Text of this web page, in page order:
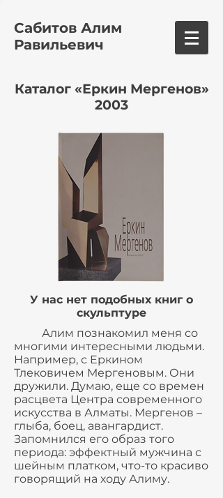
Сабитов Алим
Равильевич
Каталог «Еркин Мергенов»
2003
У нас нет подобных книг о
скульптуре
Алим познакомил меня со
многими интересными людьми.
Например, с Еркином
Тлековичем Мергеновым. Они
дружили. Думаю, еще со времен
расцвета Центра современного
искусства в Алматы. Мергенов –
глыба, боец, авангардист.
Запомнился его образ того
периода: эффектный мужчина с
шейным платком, что-то красиво
говорящий на ходу Алиму.